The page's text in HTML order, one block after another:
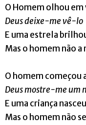
O Homem olhou em
Deus deixe-me vê-lo
E uma estrela
Mas o homem não a
O homem começou
Deus mostre-me um
E uma criança nasceu
Mas o homem não